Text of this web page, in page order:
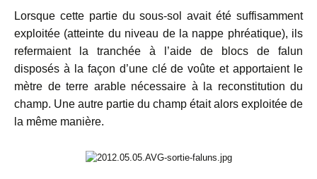
Lorsque cette partie du sous-sol avait été suffisamment
exploitée (atteinte du niveau de la nappe phréatique), ils
refermaient la tranchée à l’aide de blocs de falun
disposés à la façon d’une clé de voûte et apportaient le
mètre de terre arable nécessaire à la reconstitution du
champ. Une autre partie du champ était alors exploitée de
la même manière.